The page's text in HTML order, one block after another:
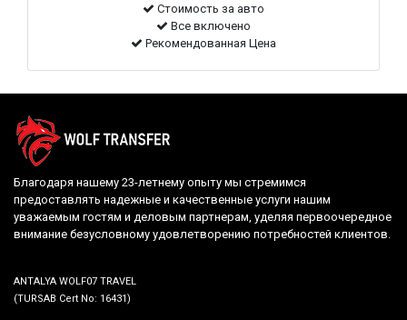
Стоимость за авто
Все включено
Рекомендованная Цена
Благодаря нашему 23-летнему опыту мы стремимся
предоставлять надежные и качественные услуги нашим
уважаемым гостям и деловым партнерам, уделяя первоочередное
внимание безусловному удовлетворению потребностей клиентов.
ANTALYA WOLF07 TRAVEL
(TURSAB Cert No: 16431)